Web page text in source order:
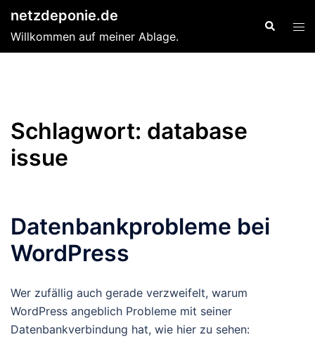
springen
netzdeponie.de
Willkommen auf meiner Ablage.
Suche
Schlagwort: database
issue
Datenbankprobleme bei
WordPress
Wer zufällig auch gerade verzweifelt, warum
WordPress angeblich Probleme mit seiner
Datenbankverbindung hat, wie hier zu sehen: